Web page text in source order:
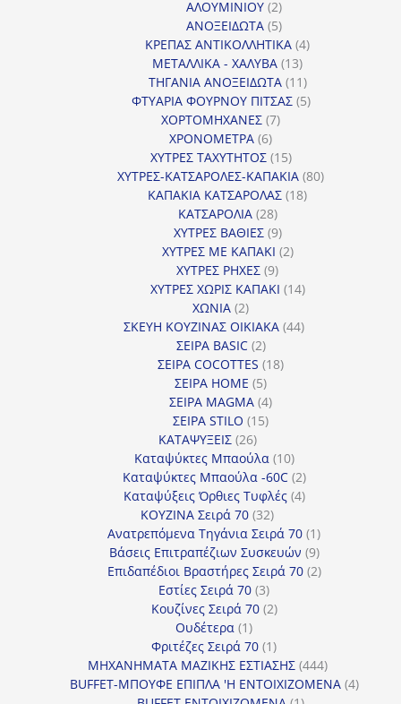
ΑΛΟΥΜΙΝΙΟΥ 22
προϊόντα
ΑΝΟΞΕΙΔΩΤΑ 55
προϊόντα
ΚΡΕΠΑΣ ΑΝΤΙΚΟΛΛΗΤΙΚΑ 44
ΜΕΤΑΛΛΙΚΑ - ΧΑΛΥΒΑ 1313
προϊόντα
ΤΗΓΑΝΙΑ ΑΝΟΞΕΙΔΩΤΑ 1111
προϊόντα
ΦΤΥΑΡΙΑ ΦΟΥΡΝΟΥ ΠΙΤΣΑΣ 55
ΧΟΡΤΟΜΗΧΑΝΕΣ 77
ΧΡΟΝΟΜΕΤΡΑ 66
προϊόντα
ΧΥΤΡΕΣ ΤΑΧΥΤΗΤΟΣ 1515
προϊόντα
ΧΥΤΡΕΣ-ΚΑΤΣΑΡΟΛΕΣ-ΚΑΠΑΚΙΑ 8080
ΚΑΠΑΚΙΑ ΚΑΤΣΑΡΟΛΑΣ 1818
ΚΑΤΣΑΡΟΛΙΑ 2828
προϊόντα
ΧΥΤΡΕΣ ΒΑΘΙΕΣ 99
προϊόντα
ΧΥΤΡΕΣ ΜΕ ΚΑΠΑΚΙ 22
ΧΥΤΡΕΣ ΡΗΧΕΣ 99
προϊόντα
ΧΥΤΡΕΣ ΧΩΡΙΣ ΚΑΠΑΚΙ 1414
ΧΩΝΙΑ 22
προϊόντα
ΣΚΕΥΗ ΚΟΥΖΙΝΑΣ ΟΙΚΙΑΚΑ 4444
ΣΕΙΡΑ BASIC 22
προϊόντα
ΣΕΙΡΑ COCOTTES 1818
ΣΕΙΡΑ HOME 55
προϊόντα
ΣΕΙΡΑ MAGMA 44
προϊόντα
ΣΕΙΡΑ STILO 1515
ΚΑΤΑΨΥΞΕΙΣ 2626
προϊόντα
Καταψύκτες Μπαούλα 1010
προϊόντα
Καταψύκτες Μπαούλα -60C 22
προϊόντα
Καταψύξεις Όρθιες Τυφλές 44
ΚΟΥΖΙΝΑ Σειρά 70 3232
προϊόντα
Ανατρεπόμενα Τηγάνια Σειρά 70 11
προϊόν
Βάσεις Επιτραπέζιων Συσκευών 99
προϊόντα
Επιδαπέδιοι Βραστήρες Σειρά 70 22
Εστίες Σειρά 70 33
προϊόντα
Κουζίνες Σειρά 70 22
Ουδέτερα 11
προϊόν
Φριτέζες Σειρά 70 11
προϊόν
ΜΗΧΑΝΗΜΑΤΑ ΜΑΖΙΚΗΣ ΕΣΤΙΑΣΗΣ 444444
προϊόντα
BUFFET-ΜΠΟΥΦΕ ΕΠΙΠΛΑ 'Η ΕΝΤΟΙΧΙΖΟΜΕΝΑ 44